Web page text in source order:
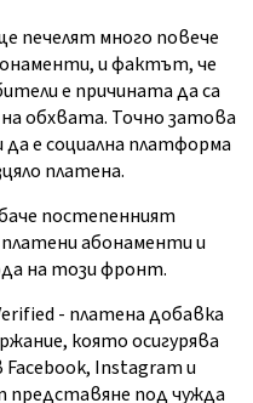
печелят много повече
и фактът, че
е причината да са
обхвата. Точно затова
да е социална платформа
платена.
постепенният
абонаменти и
на този фронт.
- платена добавка
която осигурява
Instagram и
представяне под чужда